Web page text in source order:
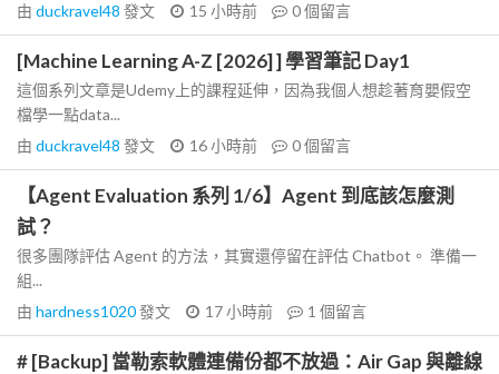
由 duckravel48 發文 15 小時前 0個留言
[Machine Learning A-Z [2026] ] 學習筆記 Day1
這個系列文章是Udemy上的課程延伸，因為我個人想趁著育嬰假空
檔學一點data...
由 duckravel48 發文 16 小時前 0個留言
【Agent Evaluation 系列 1/6】Agent 到底該怎麼測
試？
很多團隊評估 Agent 的方法，其實還停留在評估 Chatbot。 準備一
組...
由 hardness1020發文 17 小時前 1 個留言
# [Backup] 當勒索軟體連備份都不放過：Air Gap 與離線